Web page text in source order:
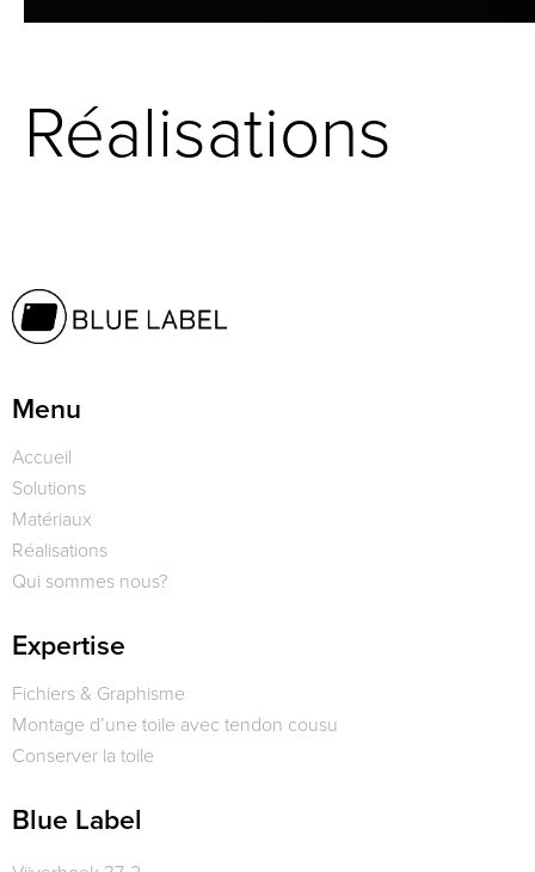
Réalisations
Menu
Accueil
Solutions
Matériaux
Réalisations
Qui sommes nous?
Expertise
Fichiers & Graphisme
Montage d’une toile avec tendon cousu
Conserver la toile
Blue Label